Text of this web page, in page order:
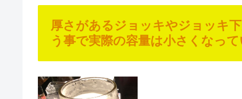
厚さがあるジョッキやジョッキ
う事で実際の容量は小さくなって